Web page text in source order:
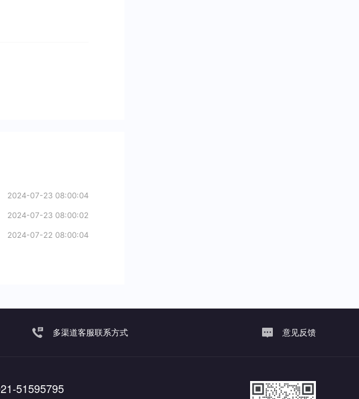
2024-07-23 08:00:04
2024-07-23 08:00:02
2024-07-22 08:00:04
多渠道客服联系方式 意见反馈
51595795